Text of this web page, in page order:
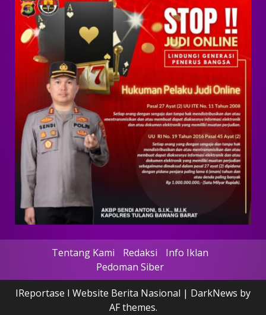
Tentang Kami Redaksi
Info Iklan
Pedoman Siber
IReportase I Website Berita Nasional | DarkNews by
AF themes.